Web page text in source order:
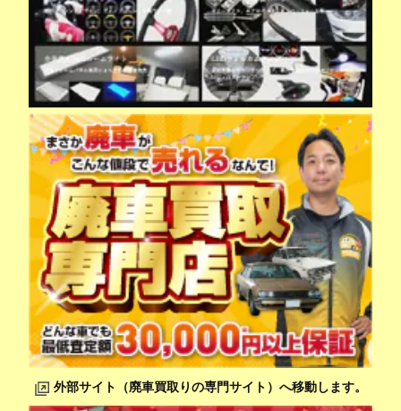
外部サイト（廃車買取りの専門サイト）へ移動します。